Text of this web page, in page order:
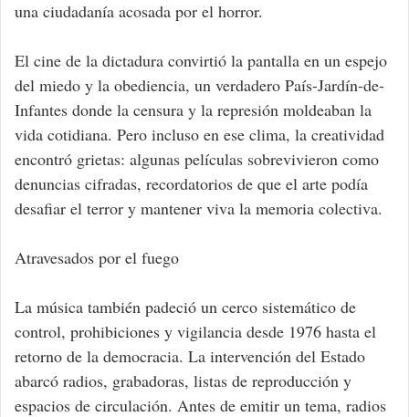
una ciudadanía acosada por el horror.
El cine de la dictadura convirtió la pantalla en un espejo
del miedo y la obediencia, un verdadero País-Jardín-de-
Infantes donde la censura y la represión moldeaban la
vida cotidiana. Pero incluso en ese clima, la creatividad
encontró grietas: algunas películas sobrevivieron como
denuncias cifradas, recordatorios de que el arte podía
desafiar el terror y mantener viva la memoria colectiva.
Atravesados por el fuego
La música también padeció un cerco sistemático de
control, prohibiciones y vigilancia desde 1976 hasta el
retorno de la democracia. La intervención del Estado
abarcó radios, grabadoras, listas de reproducción y
espacios de circulación. Antes de emitir un tema, radios